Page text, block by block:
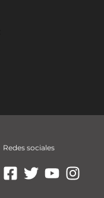
Redes sociales